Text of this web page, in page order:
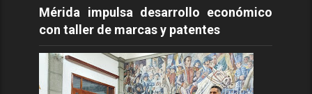
Mérida impulsa desarrollo económico
con taller de marcas y patentes